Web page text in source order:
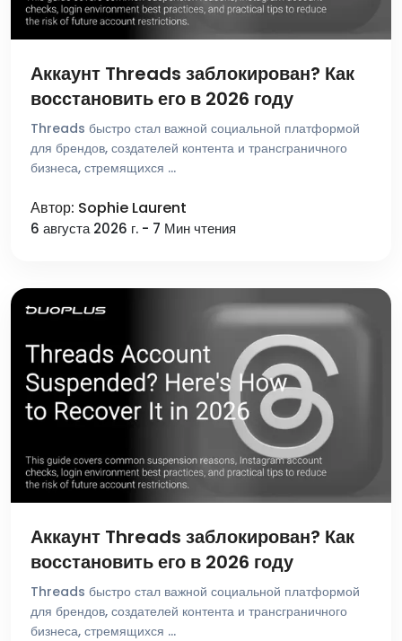
Аккаунт Threads заблокирован? Как
восстановить его в 2026 году
Threads быстро стал важной социальной платформой
для брендов, создателей контента и трансграничного
бизнеса, стремящихся …
Автор: Sophie Laurent
6 августа 2026 г. - 7 Мин чтения
Аккаунт Threads заблокирован? Как
восстановить его в 2026 году
Threads быстро стал важной социальной платформой
для брендов, создателей контента и трансграничного
бизнеса, стремящихся …